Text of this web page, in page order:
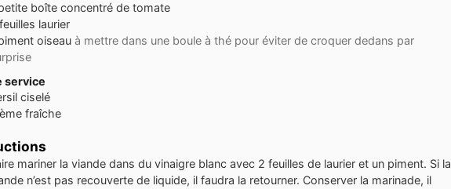
boîte concentré de tomate
feuilles laurier
oiseau à mettre dans une boule à thé pour éviter de croquer dedans par
service
ciselé
fraîche
mariner la viande dans du vinaigre blanc avec 2 feuilles de laurier et un piment. Si la
n’est pas recouverte de liquide, il faudra la retourner. Conserver la marinade, il